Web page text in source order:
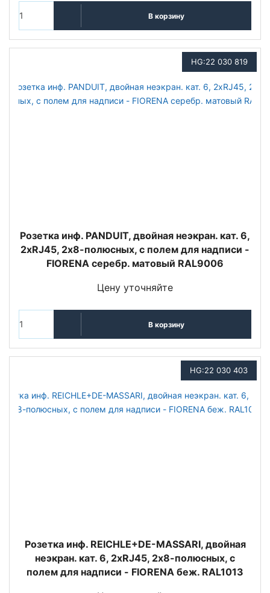
В корзину
HG:22 030 819
Розетка инф. PANDUIT, двойная неэкран. кат. 6,
2хRJ45, 2х8-полюсных, с полем для надписи -
FIORENA серебр. матовый RAL9006
Цену уточняйте
В корзину
HG:22 030 403
Розетка инф. REICHLE+DE-MASSARI, двойная
неэкран. кат. 6, 2хRJ45, 2х8-полюсных, с
полем для надписи - FIORENA беж. RAL1013